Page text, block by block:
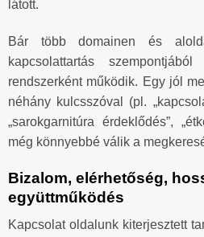
látott.
Bár több domainen és
kapcsolattartás
rendszerként működik. Egy jól
néhány kulcsszóval (pl.
„sarokgarnitúra érdeklődés”,
még könnyebbé válik a
Bizalom, elérhetőség,
együttműködés
Kapcsolat oldalunk kiterjesztett